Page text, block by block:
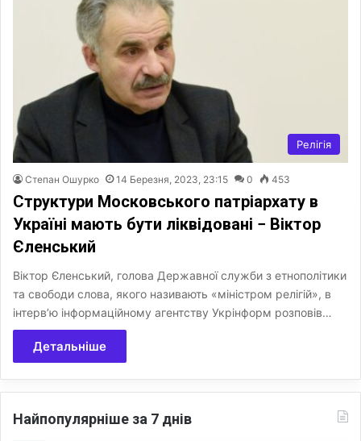
Релігія
Степан Ошурко 14 Березня, 2023, 23:15 0 453
Структури Московського патріархату в
Україні мають бути ліквідовані − Віктор
Єленський
Віктор Єленський, голова Державної служби з етнополітики
та свободи слова, якого називають «міністром релігій», в
інтерв’ю інформаційному агентству Укрінформ розповів…
Детальніше
Найпопулярніше за 7 днів